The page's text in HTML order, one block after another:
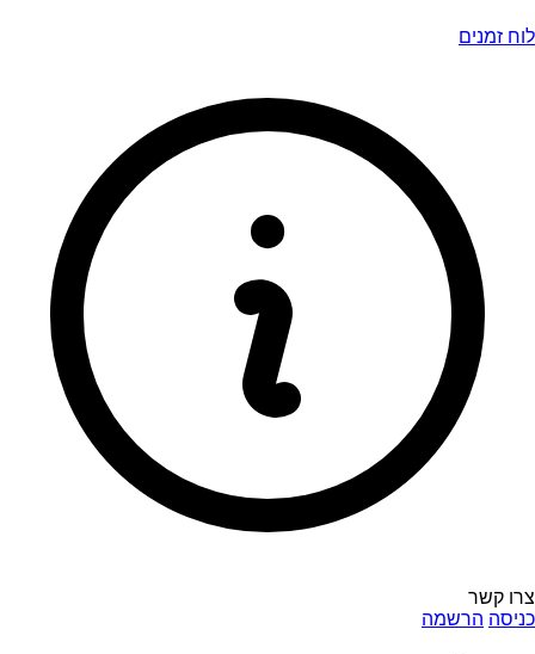
לוח זמנים
צרו קשר
כניסה הרשמה